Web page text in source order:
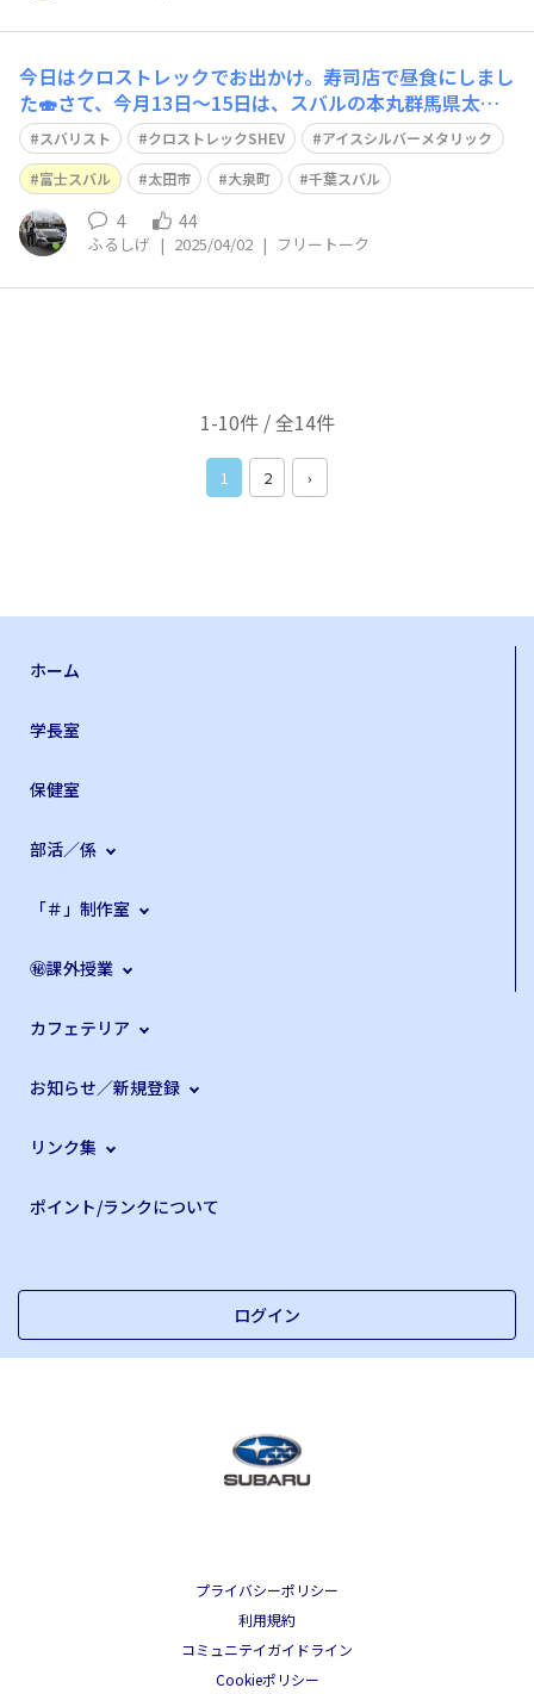
今日はクロストレックでお出かけ。寿司店で昼食にしまし
た🍣さて、今月13日〜15日は、スバルの本丸群馬県太田
市・大泉町へ出張です。富士スバルの店めぐりをしようか
な。
スバリスト クロストレックSHEV
アイスシルバーメタリック
富士スバル
太田市 大泉町 千葉スバル
4 44
ふるしげ | 2025/04/02 | フリートーク
1-10件 / 全14件
1 2 ›
ホーム
学長室
保健室
部活／係
「＃」制作室
㊙課外授業
カフェテリア
お知らせ／新規登録
リンク集
ポイント/ランクについて
ログイン
プライバシーポリシー
利用規約
コミュニテイガイドライン
Cookieポリシー